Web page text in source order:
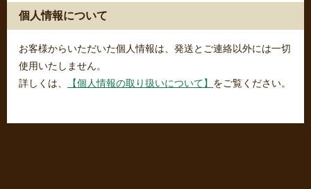
個人情報について
お客様からいただいた個人情報は、発送とご連絡以外には一切
使用いたしません。
詳しくは、
【個人情報の取り扱いについて】 をご覧ください。